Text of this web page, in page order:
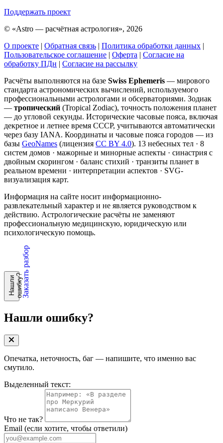
Поддержать проект
© «Astro — расчётная астрология», 2026
О проекте | Обратная связь | Политика обработки данных |
Пользовательское соглашение | Оферта | Согласие на
обработку ПДн | Согласие на рассылку
Расчёты выполняются на базе Swiss Ephemeris — мирового
стандарта астрономических вычислений, используемого
профессиональными астрологами и обсерваториями. Зодиак
— тропический (Tropical Zodiac), точность положения планет
— до угловой секунды. Исторические часовые пояса, включая
декретное и летнее время СССР, учитываются автоматически
через базу IANA. Координаты и часовые пояса городов — из
базы GeoNames (лицензия CC BY 4.0). 13 небесных тел · 8
систем домов · мажорные и минорные аспекты · синастрия с
двойным скорингом · баланс стихий · транзиты планет в
реальном времени · интерпретации аспектов · SVG-
визуализация карт.
Информация на сайте носит информационно-
развлекательный характер и не является руководством к
действию. Астрологические расчёты не заменяют
профессиональную медицинскую, юридическую или
психологическую помощь.
Н
а
ш
л
и
о
ш
и
б
к
у?Заказать разбор
Нашли ошибку?
Опечатка, неточность, баг — напишите, что именно вас
смутило.
Выделенный текст:
Что не так?
Email (если хотите, чтобы ответили)